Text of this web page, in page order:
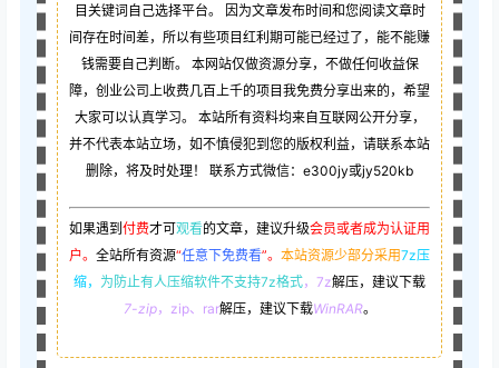
目关键词自己选择平台。 因为文章发布时间和您阅读文章时
间存在时间差，所以有些项目红利期可能已经过了，能不能赚
钱需要自己判断。 本网站仅做资源分享，不做任何收益保
障，创业公司上收费几百上千的项目我免费分享出来的，希望
大家可以认真学习。 本站所有资料均来自互联网公开分享，
并不代表本站立场，如不慎侵犯到您的版权利益，请联系本站
删除，将及时处理！ 联系方式微信：e300jy或jy520kb
如果遇到 付费才可观看的文章，建议升级会员或者成为认证用
户。 全站所有资源“任意下免费看”。 本站资源少部分采用7z压
缩， 为防止有人压缩软件不支持7z格式，7z解压，建议下载
7-zip，zip、rar解压，建议下载WinRAR。